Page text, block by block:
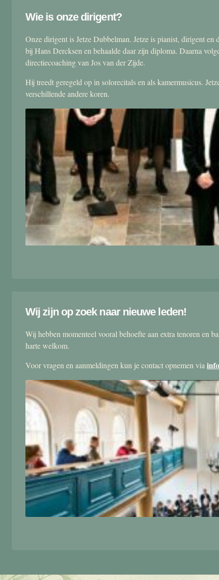
Wie is onze dirigent?
Onze dirigent is Jetze Dubbelman. Jetze is pianist, dirigent
bij Hans Dercksen en behaalde daar zijn diploma. Daarna
directiecoaching van Jos van der Zijde.
Hij treedt geregeld op in solorecitals en als kamermusicus.
verschillende andere koren.
Wij zijn op zoek naar nieuwe leden!
Wij hebben momenteel vooral behoefte aan extra tenoren en
harte welkom.
Voor vragen en aanmeldingen kun je contact opnemen via